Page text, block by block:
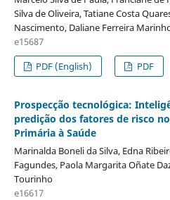
Silva de Oliveira, Tatiane Costa
Nascimento, Daliane Ferreira
e15687
PDF (English)
PDF
Prospecção tecnológica:
predição dos fatores de risco
Primária à Saúde
Marinalda Boneli da Silva, Edna
Fagundes, Paola Margarita Oñate
Tourinho
e16617